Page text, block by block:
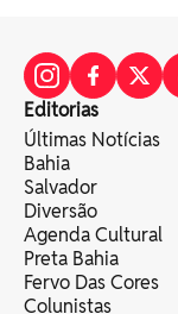
Editorias
Últimas Notícias
Bahia
Salvador
Diversão
Agenda Cultural
Preta Bahia
Fervo Das Cores
Colunistas